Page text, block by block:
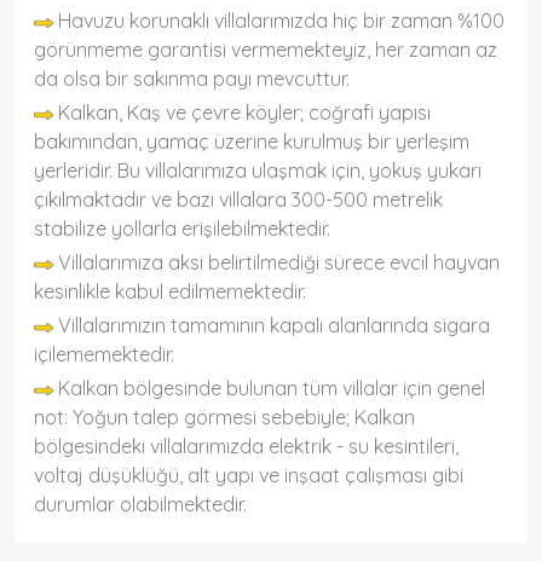
Havuzu korunaklı villalarımızda hiç bir zaman %100
görünmeme garantisi vermemekteyiz, her zaman az
da olsa bir sakınma payı mevcuttur.
Kalkan, Kaş ve çevre köyler; coğrafi yapısı
bakımından, yamaç üzerine kurulmuş bir yerleşim
yerleridir. Bu villalarımıza ulaşmak için, yokuş yukarı
çıkılmaktadır ve bazı villalara 300-500 metrelik
stabilize yollarla erişilebilmektedir.
Villalarımıza aksi belirtilmediği sürece evcil hayvan
kesinlikle kabul edilmemektedir.
Villalarımızın tamamının kapalı alanlarında sigara
içilememektedir.
Kalkan bölgesinde bulunan tüm villalar için genel
not: Yoğun talep görmesi sebebiyle; Kalkan
bölgesindeki villalarımızda elektrik - su kesintileri,
voltaj düşüklüğü, alt yapı ve inşaat çalışması gibi
durumlar olabilmektedir.